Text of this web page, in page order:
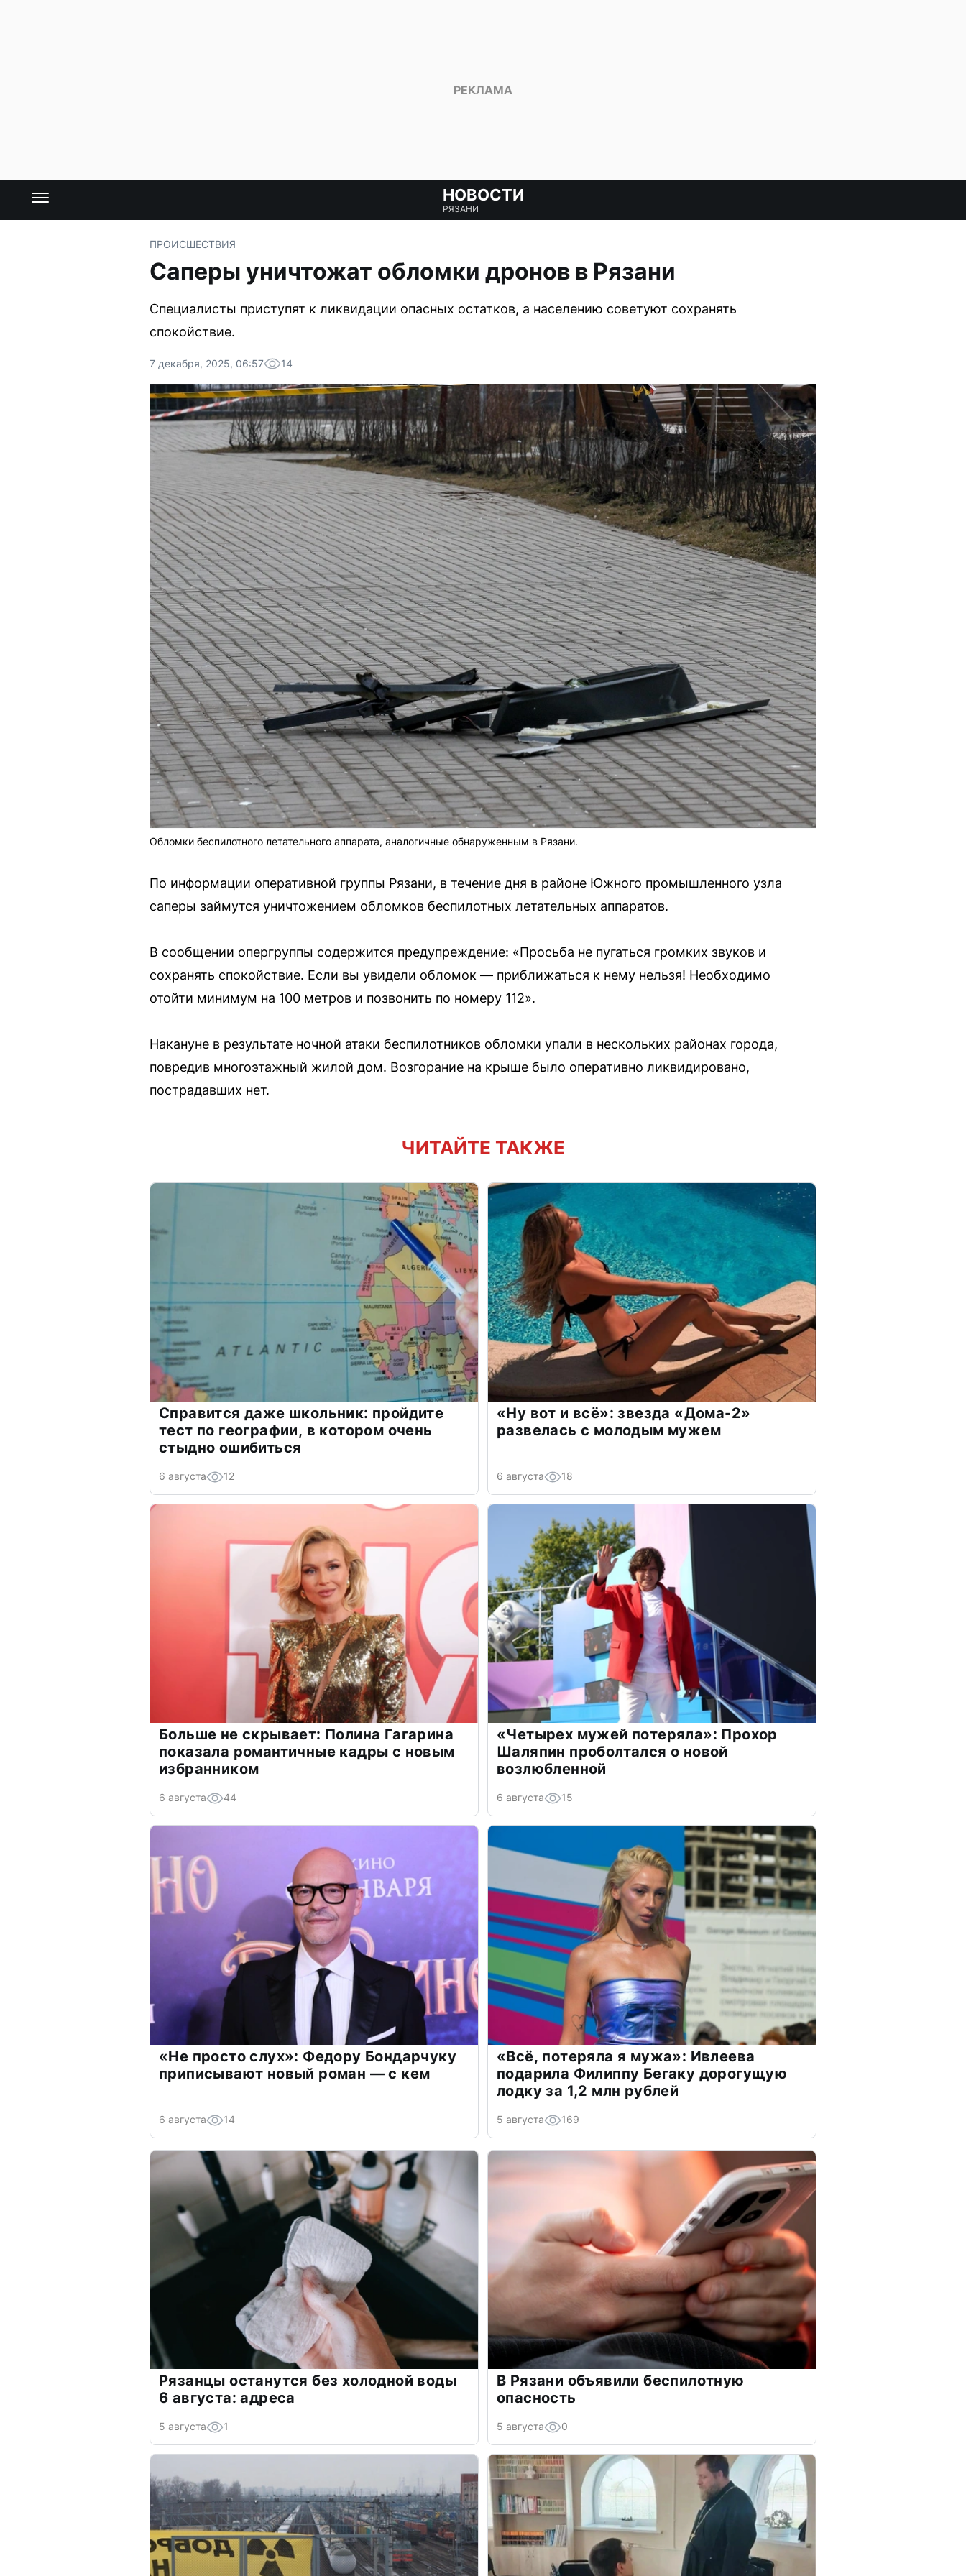
НОВОСТИ
РЯЗАНИ
ПРОИСШЕСТВИЯ
Саперы уничтожат обломки дронов в Рязани
Специалисты приступят к ликвидации опасных остатков, а населению советуют сохранять
спокойствие.
7 декабря, 2025, 06:57 14
Обломки беспилотного летательного аппарата, аналогичные обнаруженным в Рязани.
По информации оперативной группы Рязани, в течение дня в районе Южного промышленного узла
саперы займутся уничтожением обломков беспилотных летательных аппаратов.
В сообщении опергруппы содержится предупреждение: «Просьба не пугаться громких звуков и
сохранять спокойствие. Если вы увидели обломок — приближаться к нему нельзя! Необходимо
отойти минимум на 100 метров и позвонить по номеру 112».
Накануне в результате ночной атаки беспилотников обломки упали в нескольких районах города,
повредив многоэтажный жилой дом. Возгорание на крыше было оперативно ликвидировано,
пострадавших нет.
ЧИТАЙТЕ ТАКЖЕ
Справится даже школьник: пройдите
тест по географии, в котором очень
стыдно ошибиться
6 августа 12
«Ну вот и всё»: звезда «Дома-2»
развелась с молодым мужем
6 августа 18
Больше не скрывает: Полина Гагарина
показала романтичные кадры с новым
избранником
6 августа 44
«Четырех мужей потеряла»: Прохор
Шаляпин проболтался о новой
возлюбленной
6 августа 15
«Не просто слух»: Федору Бондарчуку
приписывают новый роман — с кем
6 августа 14
«Всё, потеряла я мужа»: Ивлеева
подарила Филиппу Бегаку дорогущую
лодку за 1,2 млн рублей
5 августа 169
Рязанцы останутся без холодной воды
6 августа: адреса
5 августа 1
В Рязани объявили беспилотную
опасность
5 августа 0